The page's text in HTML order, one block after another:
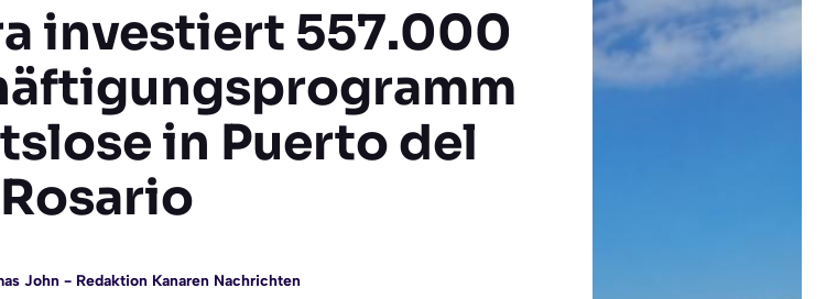
investiert 557.000
in Puerto del
Rosario
John- Redaktion Kanaren Nachrichten